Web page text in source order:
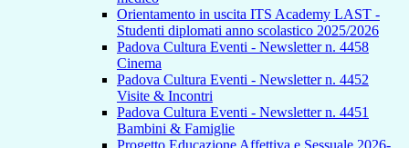
Orientamento in uscita ITS Academy LAST -
Studenti diplomati anno scolastico 2025/2026
Padova Cultura Eventi - Newsletter n. 4458
Cinema
Padova Cultura Eventi - Newsletter n. 4452
Visite & Incontri
Padova Cultura Eventi - Newsletter n. 4451
Bambini & Famiglie